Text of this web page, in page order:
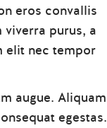
eros convallis
purus, a
elit nec tempor
augue. Aliquam
egestas.